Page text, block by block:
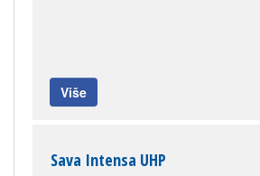
Više
Sava Intensa UHP